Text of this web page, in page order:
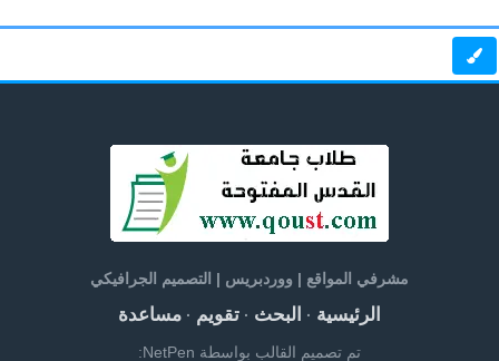
مشرفي المواقع | ووردبريس | التصميم الجرافيكي
الرئيسية· البحث· تقويم· مساعدة
تم تصميم القالب بواسطة NetPen: